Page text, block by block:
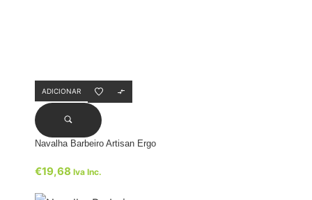
ADICIONAR
Navalha Barbeiro Artisan Ergo
€19,68 Iva Inc.